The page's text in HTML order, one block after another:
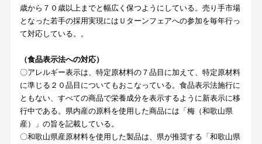
歳から７０歳以上までと幅広く保つようにしている。売り手市場
となった若手の採用実現にはＵターンフェアへの参加を毎年行っ
て対応している。。
（食品表示法への対応）
〇アレルギー表示は、特定原材料の７品目に加えて、特定原材料
に準じる２０品目についてもおこなっている。食品表示法施行に
ともない、すべての商品で栄養成分を表示するように新表示に移
行中である。県内産の原料を使用した商品には「梅（和歌山県
産）」の旨を記載している。
〇和歌山県産原材料を使用した製品は、県が推奨する「和歌山県